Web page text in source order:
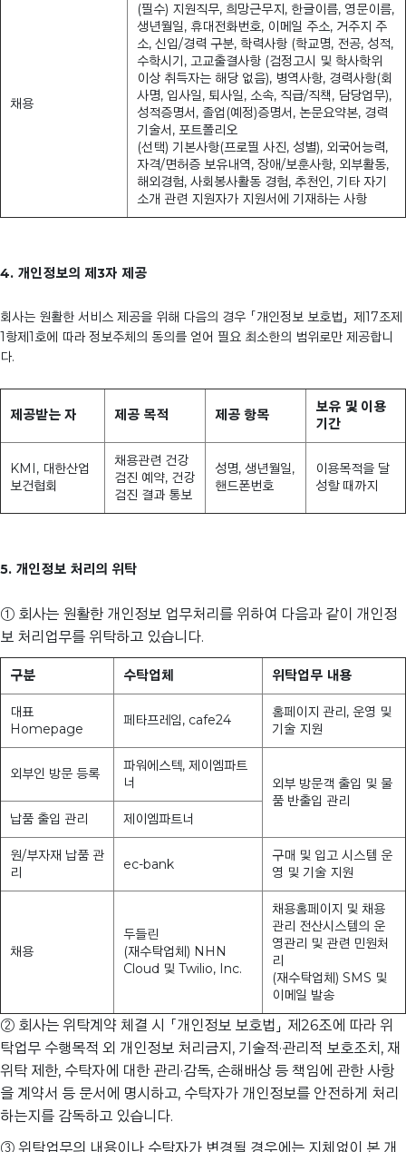
채용
(필수) 지원직무, 희망근무지, 한글이름, 영문이름,
생년월일, 휴대전화번호, 이메일 주소, 거주지 주
소, 신입/경력 구분, 학력사항 (학교명, 전공, 성적,
수학시기, 고교출결사항 (검정고시 및 학사학위
이상 취득자는 해당 없음), 병역사항, 경력사항(회
사명, 입사일, 퇴사일, 소속, 직급/직책, 담당업무),
성적증명서, 졸업(예정)증명서, 논문요약본, 경력
기술서, 포트폴리오
(선택) 기본사항(프로필 사진, 성별), 외국어능력,
자격/면허증 보유내역, 장애/보훈사항, 외부활동,
해외경험, 사회봉사활동 경험, 추천인, 기타 자기
소개 관련 지원자가 지원서에 기재하는 사항
4. 개인정보의 제3자 제공
회사는 원활한 서비스 제공을 위해 다음의 경우 「개인정보 보호법」 제17조제
1항제1호에 따라 정보주체의 동의를 얻어 필요 최소한의 범위로만 제공합니
다.
제공받는 자 제공 목적 제공 항목
보유 및 이용
기간
KMI, 대한산업
보건협회
채용관련 건강
검진 예약, 건강
검진 결과 통보
성명, 생년월일,
핸드폰번호
이용목적을 달
성할 때까지
5. 개인정보 처리의 위탁
① 회사는 원활한 개인정보 업무처리를 위하여 다음과 같이 개인정
보 처리업무를 위탁하고 있습니다.
구분 수탁업체 위탁업무 내용
대표
Homepage
페타프레임, cafe24
홈페이지 관리, 운영 및
기술 지원
외부인 방문 등록
파워에스텍, 제이엠파트
너
외부 방문객 출입 및 물
품 반출입 관리
납품 출입 관리
제이엠파트너
원/부자재 납품 관
리
ec-bank
구매 및 입고 시스템 운
영 및 기술 지원
채용
두들린
(재수탁업체) NHN
Cloud 및 Twilio, Inc.
채용홈페이지 및 채용
관리 전산시스템의 운
영관리 및 관련 민원처
리
(재수탁업체) SMS 및
이메일 발송
② 회사는 위탁계약 체결 시 「개인정보 보호법」 제26조에 따라 위
탁업무 수행목적 외 개인정보 처리금지, 기술적·관리적 보호조치, 재
위탁 제한, 수탁자에 대한 관리·감독, 손해배상 등 책임에 관한 사항
을 계약서 등 문서에 명시하고, 수탁자가 개인정보를 안전하게 처리
하는지를 감독하고 있습니다.
③ 위탁업무의 내용이나 수탁자가 변경될 경우에는 지체없이 본 개